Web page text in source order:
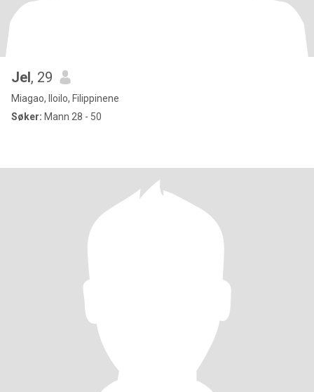
Jel, 29
Miagao, Iloilo, Filippinene
Søker: Mann 28 - 50